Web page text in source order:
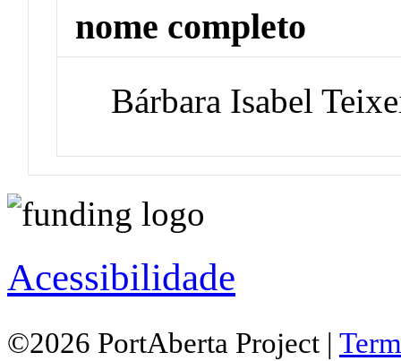
nome completo
Bárbara Isabel
Acessibilidade
©2026 PortAberta Project |